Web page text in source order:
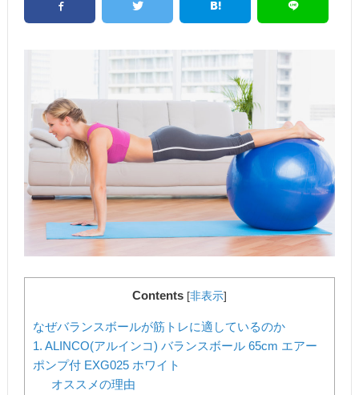
Contents [非表示]
なぜバランスボールが筋トレに適しているのか
1. ALINCO(アルインコ) バランスボール 65cm エアー
ポンプ付 EXG025 ホワイト
オススメの理由